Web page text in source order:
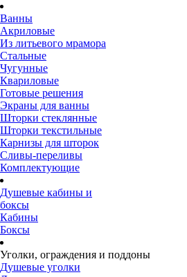
Ванны
Акриловые
Из литьевого мрамора
Стальные
Чугунные
Квариловые
Готовые решения
Экраны для ванны
Шторки стеклянные
Шторки текстильные
Карнизы для шторок
Сливы-переливы
Комплектующие
Душевые кабины и
боксы
Кабины
Боксы
Уголки, ограждения и поддоны
Душевые уголки